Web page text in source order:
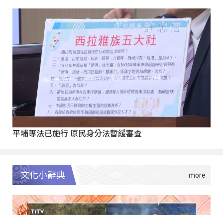
平埔專法已施行 原民身分法暫緩審查
文化小辭典